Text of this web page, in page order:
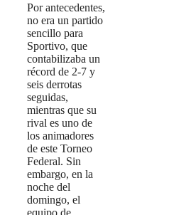
Por antecedentes,
no era un partido
sencillo para
Sportivo, que
contabilizaba un
récord de 2-7 y
seis derrotas
seguidas,
mientras que su
rival es uno de
los animadores
de este Torneo
Federal. Sin
embargo, en la
noche del
domingo, el
equipo de